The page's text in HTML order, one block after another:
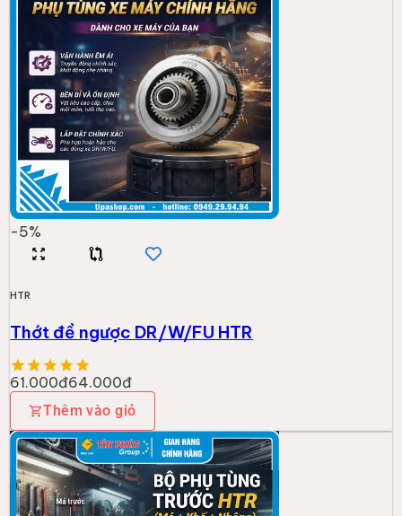
-5%
HTR
Thớt đề ngược DR/W/FU HTR
61.000đ64.000đ
Thêm vào giỏ